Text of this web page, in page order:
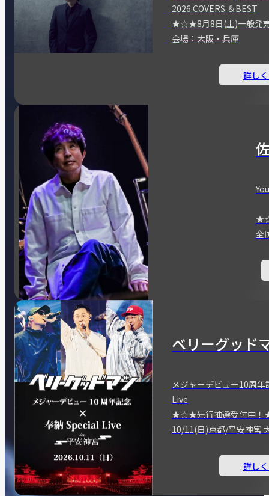
2026 COVERS ＆BEST
★☆★8月8日(土)一般
会場：大阪・兵庫
詳し
全
ベリーグッド
メジャーデビュー10周
Live
★☆★先行抽選受付中
10/11(日)京都/平安神宮
詳し